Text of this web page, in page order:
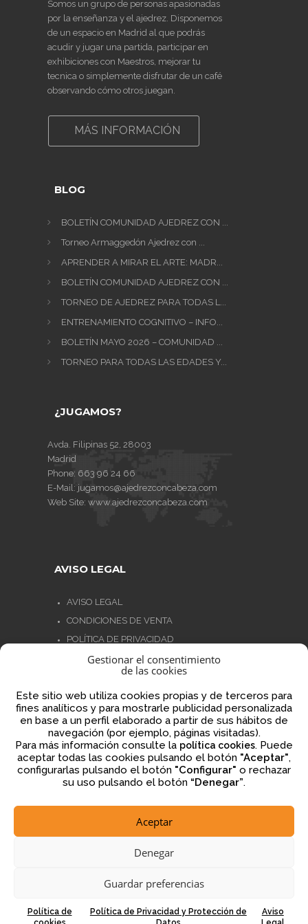
Gestionar el consentimiento
de las cookies
Este sitio web utiliza cookies propias y de terceros para
fines analíticos y para mostrarle publicidad personalizada
en base a un perfil elaborado a partir de sus hábitos de
navegación (por ejemplo, páginas visitadas).
Para más información consulte la política cookies. Puede
aceptar todas las cookies pulsando el botón "Aceptar",
configurarlas pulsando el botón "Configurar" o rechazar
su uso pulsando el botón “Denegar”.
Aceptar
Denegar
Guardar preferencias
Política de
Política de Privacidad y Protección de
Aviso
Somos un grupo de personas apasionadas
por la enseñanza y el ajedrez. Disponemos
de un espacio en Madrid al que podrás
acudir y jugar una partida, participar en
exhibiciones con Maestros, mejorar tu
tecnica o simplemente disfrutar de un café
observando cómo otros juegan.
MÁS INFORMACIÓN
BLOG
BOLETÍN COMUNIDAD AJEDREZ CON ...
Torneo Armaggedón Ajedrez con ...
APRENDER A MIRAR EL ARTE: MADR...
BOLETÍN COMUNIDAD AJEDREZ CON ...
TORNEO DE AJEDREZ PARA TODAS L...
ENTRENAMIENTO COGNITIVO – INFO...
BOLETÍN MAYO 2026 – COMUNIDAD ...
TORNEO PARA TODAS LAS EDADES Y...
¿JUGAMOS?
Avda. Filipinas 52, 28003
Madrid
Phone: 663 96 24 66
E-Mail: jugamos@ajedrezconcabeza.com
Web Site: www.ajedrezconcabeza.com
AVISO LEGAL
AVISO LEGAL
CONDICIONES DE VENTA
POLÍTICA DE PRIVACIDAD
POLÍTICA DE COOKIES
NORMATIVA AJEDREZ CON CABEZA
Financiado por la Unión Europea – NextGenerationEU
2026 © ajedrezconcabeza.com